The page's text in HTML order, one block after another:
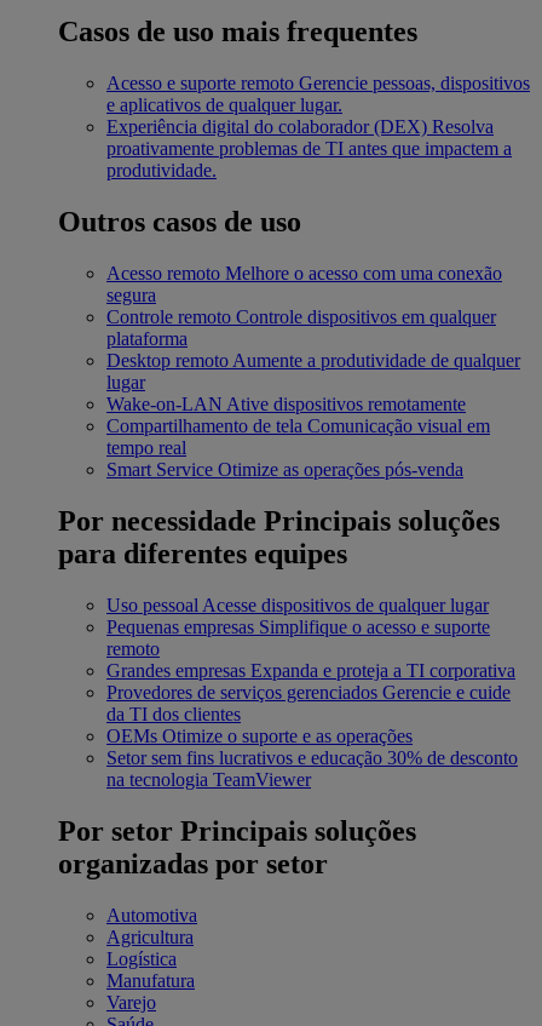
Casos de uso mais frequentes
Acesso e suporte remoto Gerencie pessoas, dispositivos
e aplicativos de qualquer lugar.
Experiência digital do colaborador (DEX) Resolva
proativamente problemas de TI antes que impactem a
produtividade.
Outros casos de uso
Acesso remoto Melhore o acesso com uma conexão
segura
Controle remoto Controle dispositivos em qualquer
plataforma
Desktop remoto Aumente a produtividade de qualquer
lugar
Wake-on-LAN Ative dispositivos remotamente
Compartilhamento de tela Comunicação visual em
tempo real
Smart Service Otimize as operações pós-venda
Por necessidade Principais soluções
para diferentes equipes
Uso pessoal Acesse dispositivos de qualquer lugar
Pequenas empresas Simplifique o acesso e suporte
remoto
Grandes empresas Expanda e proteja a TI corporativa
Provedores de serviços gerenciados Gerencie e cuide
da TI dos clientes
OEMs Otimize o suporte e as operações
Setor sem fins lucrativos e educação 30% de desconto
na tecnologia TeamViewer
Por setor Principais soluções
organizadas por setor
Automotiva
Agricultura
Logística
Manufatura
Varejo